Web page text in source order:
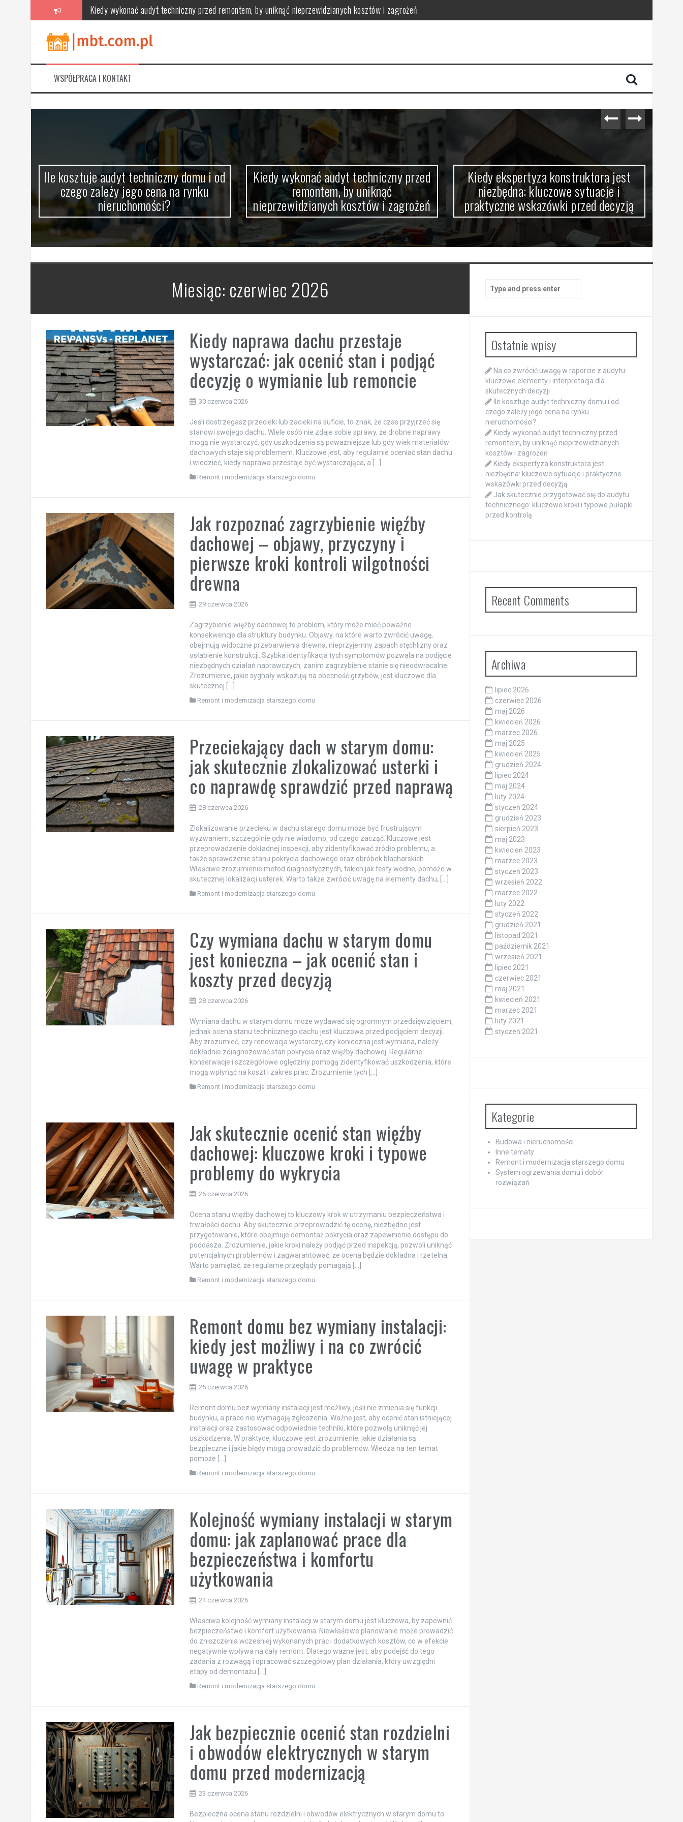
Kiedy wykonać audyt techniczny przed remontem, by uniknąć nieprzewidzianych kosztów i zagrożeń
Jak skutecznie przygotować się do audytu technicznego: kluczowe kroki i typowe pułapki przed kontrolą
Jak przygotować dokumenty przed audytem: kluczowe listy i najczęstsze pułapki do uniknięcia
Na co zwrócić uwagę w raporcie z audytu: kluczowe elementy i interpretacja dla skutecznych decyzji
Ile kosztuje audyt techniczny domu i od czego zależy jego cena na rynku nieruchomości?
WSPÓŁPRACA I KONTAKT
Ile kosztuje audyt techniczny domu i od
czego zależy jego cena na rynku
nieruchomości?
Kiedy wykonać audyt techniczny przed
remontem, by uniknąć
nieprzewidzianych kosztów i zagrożeń
Kiedy ekspertyza konstruktora jest
niezbędna: kluczowe sytuacje i
praktyczne wskazówki przed decyzją
Miesiąc: czerwiec 2026
Kiedy naprawa dachu przestaje
wystarczać: jak ocenić stan i podjąć
decyzję o wymianie lub remoncie
30 czerwca 2026
Jeśli dostrzegasz przecieki lub zacieki na suficie, to znak, że czas przyjrzeć się
stanowi swojego dachu. Wiele osób nie zdaje sobie sprawy, że drobne naprawy
mogą nie wystarczyć, gdy uszkodzenia są poważniejsze lub gdy wiek materiałów
dachowych staje się problemem. Kluczowe jest, aby regularnie oceniać stan dachu
i wiedzieć, kiedy naprawa przestaje być wystarczająca, a […]
Remont i modernizacja starszego domu
Jak rozpoznać zagrzybienie więźby
dachowej – objawy, przyczyny i
pierwsze kroki kontroli wilgotności
drewna
29 czerwca 2026
Zagrzybienie więźby dachowej to problem, który może mieć poważne
konsekwencje dla struktury budynku. Objawy, na które warto zwrócić uwagę,
obejmują widoczne przebarwienia drewna, nieprzyjemny zapach stęchlizny oraz
osłabienie konstrukcji. Szybka identyfikacja tych symptomów pozwala na podjęcie
niezbędnych działań naprawczych, zanim zagrzybienie stanie się nieodwracalne.
Zrozumienie, jakie sygnały wskazują na obecność grzybów, jest kluczowe dla
skutecznej […]
Remont i modernizacja starszego domu
Przeciekający dach w starym domu:
jak skutecznie zlokalizować usterki i
co naprawdę sprawdzić przed naprawą
28 czerwca 2026
Zlokalizowanie przecieku w dachu starego domu może być frustrującym
wyzwaniem, szczególnie gdy nie wiadomo, od czego zacząć. Kluczowe jest
przeprowadzenie dokładnej inspekcji, aby zidentyfikować źródło problemu, a
także sprawdzenie stanu pokrycia dachowego oraz obróbek blacharskich.
Właściwe zrozumienie metod diagnostycznych, takich jak testy wodne, pomoże w
skutecznej lokalizacji usterek. Warto także zwrócić uwagę na elementy dachu, […]
Remont i modernizacja starszego domu
Czy wymiana dachu w starym domu
jest konieczna – jak ocenić stan i
koszty przed decyzją
28 czerwca 2026
Wymiana dachu w starym domu może wydawać się ogromnym przedsięwzięciem,
jednak ocena stanu technicznego dachu jest kluczowa przed podjęciem decyzji.
Aby zrozumieć, czy renowacja wystarczy, czy konieczna jest wymiana, należy
dokładnie zdiagnozować stan pokrycia oraz więźby dachowej. Regularne
konserwacje i szczegółowe oględziny pomogą zidentyfikować uszkodzenia, które
mogą wpłynąć na koszt i zakres prac. Zrozumienie tych […]
Remont i modernizacja starszego domu
Jak skutecznie ocenić stan więźby
dachowej: kluczowe kroki i typowe
problemy do wykrycia
26 czerwca 2026
Ocena stanu więźby dachowej to kluczowy krok w utrzymaniu bezpieczeństwa i
trwałości dachu. Aby skutecznie przeprowadzić tę ocenę, niezbędne jest
przygotowanie, które obejmuje demontaż pokrycia oraz zapewnienie dostępu do
poddasza. Zrozumienie, jakie kroki należy podjąć przed inspekcją, pozwoli uniknąć
potencjalnych problemów i zagwarantować, że ocena będzie dokładna i rzetelna.
Warto pamiętać, że regularne przeglądy pomagają […]
Remont i modernizacja starszego domu
Remont domu bez wymiany instalacji:
kiedy jest możliwy i na co zwrócić
uwagę w praktyce
25 czerwca 2026
Remont domu bez wymiany instalacji jest możliwy, jeśli nie zmienia się funkcji
budynku, a prace nie wymagają zgłoszenia. Ważne jest, aby ocenić stan istniejącej
instalacji oraz zastosować odpowiednie techniki, które pozwolą uniknąć jej
uszkodzenia. W praktyce, kluczowe jest zrozumienie, jakie działania są
bezpieczne i jakie błędy mogą prowadzić do problemów. Wiedza na ten temat
pomoże […]
Remont i modernizacja starszego domu
Kolejność wymiany instalacji w starym
domu: jak zaplanować prace dla
bezpieczeństwa i komfortu
użytkowania
24 czerwca 2026
Właściwa kolejność wymiany instalacji w starym domu jest kluczowa, by zapewnić
bezpieczeństwo i komfort użytkowania. Niewłaściwe planowanie może prowadzić
do zniszczenia wcześniej wykonanych prac i dodatkowych kosztów, co w efekcie
negatywnie wpływa na cały remont. Dlatego ważne jest, aby podejść do tego
zadania z rozwagą i opracować szczegółowy plan działania, który uwzględni
etapy od demontażu […]
Remont i modernizacja starszego domu
Jak bezpiecznie ocenić stan rozdzielni
i obwodów elektrycznych w starym
domu przed modernizacją
23 czerwca 2026
Bezpieczna ocena stanu rozdzielni i obwodów elektrycznych w starym domu to
for:
Ostatnie wpisy
Na co zwrócić uwagę w raporcie z audytu:
kluczowe elementy i interpretacja dla
skutecznych decyzji
Ile kosztuje audyt techniczny domu i od
czego zależy jego cena na rynku
nieruchomości?
Kiedy wykonać audyt techniczny przed
remontem, by uniknąć nieprzewidzianych
kosztów i zagrożeń
Kiedy ekspertyza konstruktora jest
niezbędna: kluczowe sytuacje i praktyczne
wskazówki przed decyzją
Jak skutecznie przygotować się do audytu
technicznego: kluczowe kroki i typowe pułapki
przed kontrolą
Recent Comments
Archiwa
lipiec 2026
czerwiec 2026
maj 2026
kwiecień 2026
marzec 2026
maj 2025
kwiecień 2025
grudzień 2024
lipiec 2024
maj 2024
luty 2024
styczeń 2024
grudzień 2023
sierpień 2023
maj 2023
kwiecień 2023
marzec 2023
styczeń 2023
wrzesień 2022
marzec 2022
luty 2022
styczeń 2022
grudzień 2021
listopad 2021
październik 2021
wrzesień 2021
lipiec 2021
czerwiec 2021
maj 2021
kwiecień 2021
marzec 2021
luty 2021
styczeń 2021
Kategorie
Budowa i nieruchomości
Inne tematy
Remont i modernizacja starszego domu
System ogrzewania domu i dobór
rozwiązań